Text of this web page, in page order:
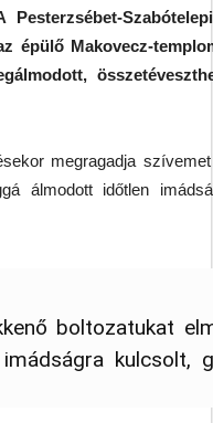
Pesterzsébet-
épülő Makovecz-
megragadja
álmodott időtlen
boltozatukat
kulcsolt,